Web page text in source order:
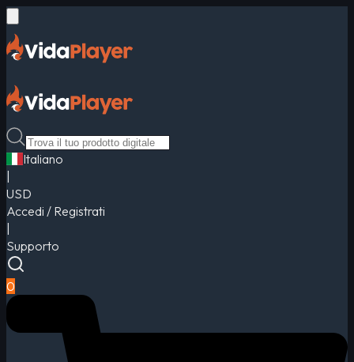
Italiano
USD
Accedi / Registrati
Supporto
0